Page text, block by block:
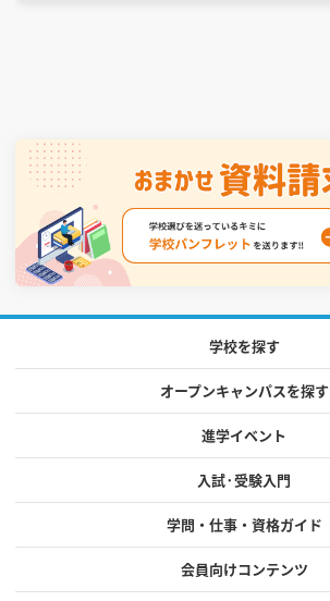
学校を探す
オープンキャンパスを探す
進学イベント
入試·受験入門
学問・仕事・資格ガイド
会員向けコンテンツ